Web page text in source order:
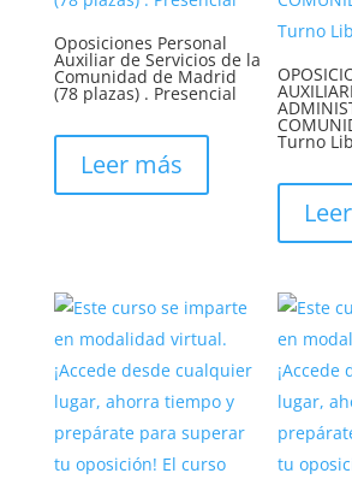
Oposiciones Personal
Auxiliar de Servicios de la
Comunidad de Madrid
(78 plazas) . Presencial
Leer más
Turno